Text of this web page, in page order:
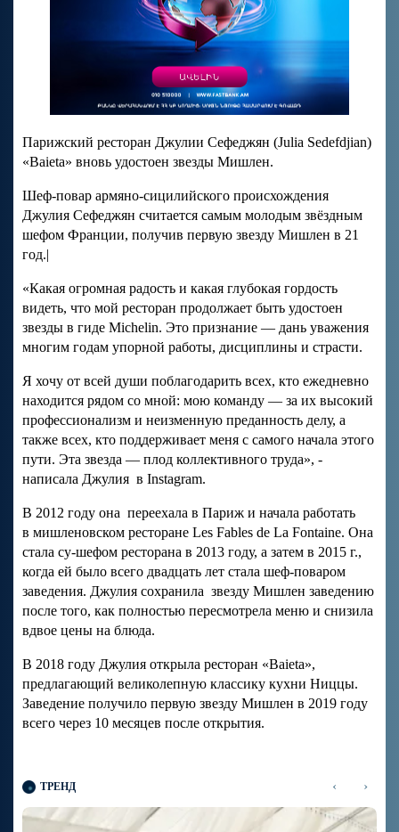
Парижский ресторан Джулии Сефеджян (Julia Sedefdjian)
«Baieta» вновь удостоен звезды Мишлен.
Шеф-повар армяно-сицилийского происхождения
Джулия Сефеджян считается самым молодым звёздным
шефом Франции, получив первую звезду Мишлен в 21
год.|
«Какая огромная радость и какая глубокая гордость
видеть, что мой ресторан продолжает быть удостоен
звезды в гиде Michelin. Это признание — дань уважения
многим годам упорной работы, дисциплины и страсти.
Я хочу от всей души поблагодарить всех, кто ежедневно
находится рядом со мной: мою команду — за их высокий
профессионализм и неизменную преданность делу, а
также всех, кто поддерживает меня с самого начала этого
пути. Эта звезда — плод коллективного труда», -
написала Джулия в Instagram.
В 2012 году она переехала в Париж и начала работать
в мишленовском ресторане Les Fables de La Fontaine. Она
стала су-шефом ресторана в 2013 году, а затем в 2015 г.,
когда ей было всего двадцать лет стала шеф-поваром
заведения. Джулия сохранила звезду Мишлен заведению
после того, как полностью пересмотрела меню и снизила
вдвое цены на блюда.
В 2018 году Джулия открыла ресторан «Baieta»,
предлагающий великолепную классику кухни Ниццы.
Заведение получило первую звезду Мишлен в 2019 году
всего через 10 месяцев после открытия.
ТРЕНД ‹ ›